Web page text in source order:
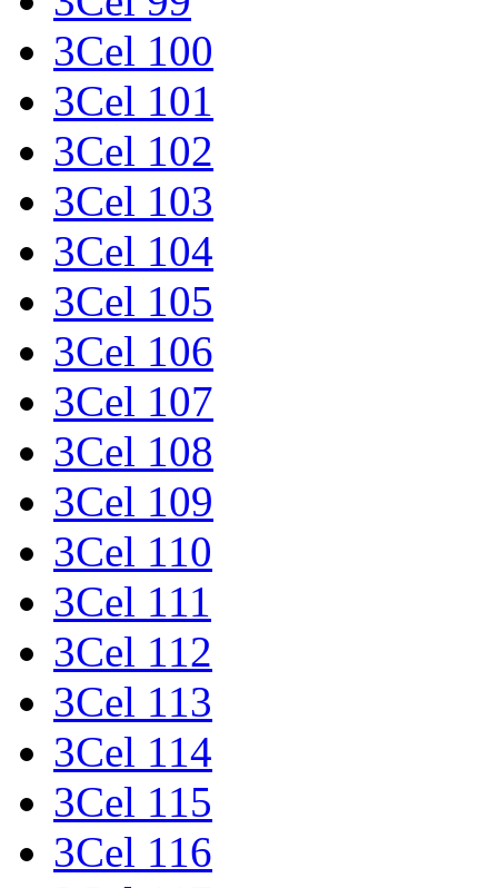
3Cel 100
3Cel 101
3Cel 102
3Cel 103
3Cel 104
3Cel 105
3Cel 106
3Cel 107
3Cel 108
3Cel 109
3Cel 110
3Cel 111
3Cel 112
3Cel 113
3Cel 114
3Cel 115
3Cel 116